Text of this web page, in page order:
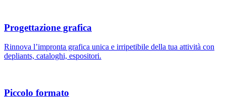
Progettazione grafica
Rinnova l’impronta grafica unica e irripetibile della tua attività con
depliants, cataloghi, espositori.
Piccolo formato